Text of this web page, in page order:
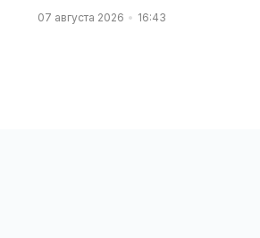
07 августа 2026 16:43